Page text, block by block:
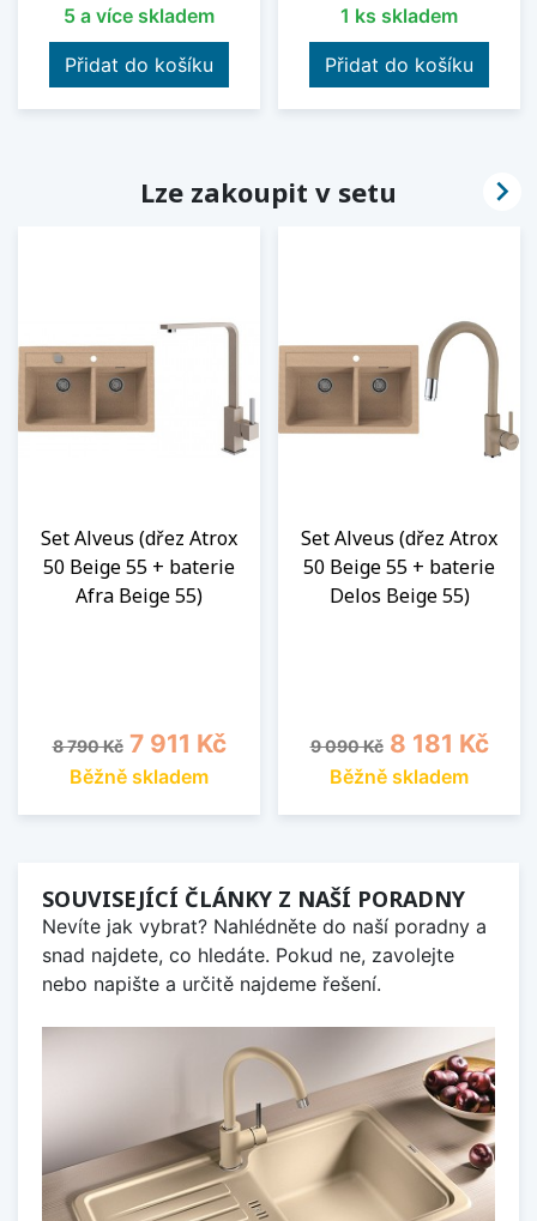
5 a více skladem
Přidat do košíku
1 ks skladem
Přidat do košíku
Lze zakoupit v setu
Set Alveus (dřez Atrox
50 Beige 55 + baterie
Afra Beige 55)
Běžná cena
8 790 Kč Cena
7 911 Kč
Běžně skladem
Set Alveus (dřez Atrox
50 Beige 55 + baterie
Delos Beige 55)
Běžná cena
9 090 Kč Cena
8 181 Kč
Běžně skladem

SOUVISEJÍCÍ ČLÁNKY Z NAŠÍ PORADNY
Nevíte jak vybrat? Nahlédněte do naší poradny a
snad najdete, co hledáte. Pokud ne, zavolejte
nebo napište a určitě najdeme řešení.